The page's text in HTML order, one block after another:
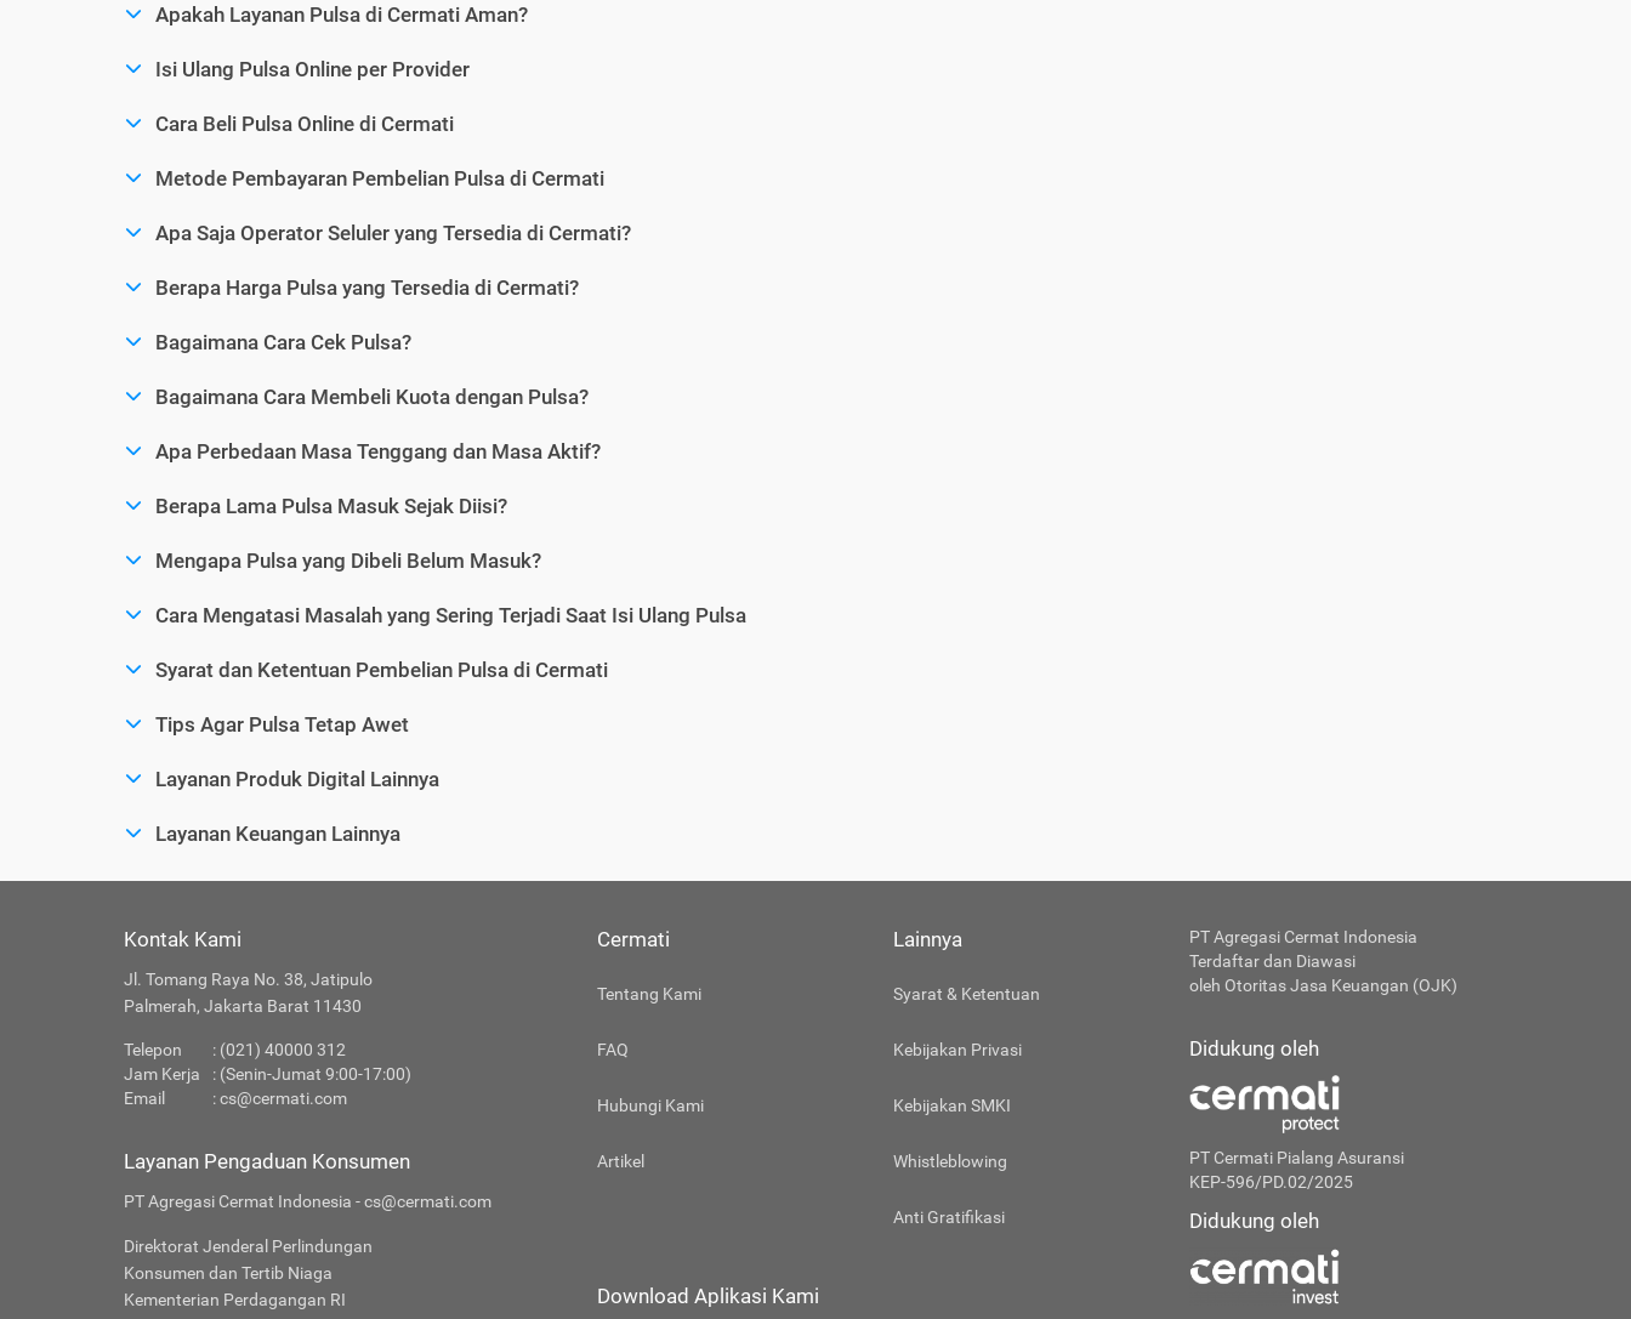
Apakah Layanan Pulsa di Cermati Aman?
Isi Ulang Pulsa Online per Provider
Cara Beli Pulsa Online di Cermati
Metode Pembayaran Pembelian Pulsa di Cermati
Apa Saja Operator Seluler yang Tersedia di Cermati?
Berapa Harga Pulsa yang Tersedia di Cermati?
Bagaimana Cara Cek Pulsa?
Bagaimana Cara Membeli Kuota dengan Pulsa?
Apa Perbedaan Masa Tenggang dan Masa Aktif?
Berapa Lama Pulsa Masuk Sejak Diisi?
Mengapa Pulsa yang Dibeli Belum Masuk?
Cara Mengatasi Masalah yang Sering Terjadi Saat Isi Ulang Pulsa
Syarat dan Ketentuan Pembelian Pulsa di Cermati
Tips Agar Pulsa Tetap Awet
Layanan Produk Digital Lainnya
Layanan Keuangan Lainnya
Kontak Kami
Jl. Tomang Raya No. 38, Jatipulo
Palmerah, Jakarta Barat 11430
Telepon
: (021) 40000 312
Jam Kerja
: (Senin-Jumat 9:00-17:00)
Email
:cs@cermati.com
Layanan Pengaduan Konsumen
PT Agregasi Cermat Indonesia - cs@cermati.com
Direktorat Jenderal Perlindungan
Konsumen dan Tertib Niaga
Kementerian Perdagangan RI
Cermati
Tentang Kami
FAQ
Hubungi Kami
Artikel
Lainnya
Syarat & Ketentuan
Kebijakan Privasi
Kebijakan SMKI
Whistleblowing
Anti Gratifikasi
Download Aplikasi Kami
PT Agregasi Cermat Indonesia
Terdaftar dan Diawasi
oleh Otoritas Jasa Keuangan (OJK)
Didukung oleh
PT Cermati Pialang Asuransi
KEP-596/PD.02/2025
Didukung oleh